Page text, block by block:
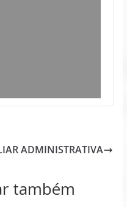
ADMINISTRATIVA
também